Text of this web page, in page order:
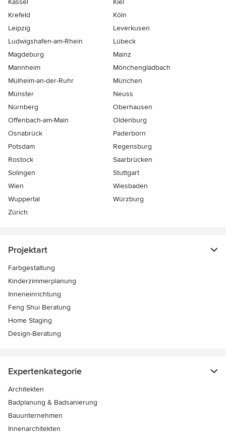
Kassel
Kiel
Krefeld
Köln
Leipzig
Leverkusen
Ludwigshafen-am-Rhein
Lübeck
Magdeburg
Mainz
Mannheim
Mönchen­gladbach
Mülheim-an-der-Ruhr
München
Münster
Neuss
Nürnberg
Oberhausen
Offenbach-am-Main
Oldenburg
Osnabrück
Paderborn
Potsdam
Regensburg
Rostock
Saarbrücken
Solingen
Stuttgart
Wien
Wiesbaden
Wuppertal
Würzburg
Zürich
Projektart
Farbgestaltung
Kinderzimmerplanung
Inneneinrichtung
Feng Shui Beratung
Home Staging
Design-Beratung
Expertenkategorie
Architekten
Badplanung & Badsanierung
Bauunternehmen
Innenarchitekten